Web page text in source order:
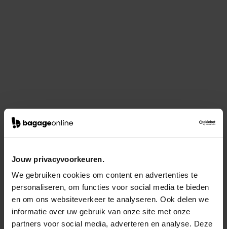
Jouw privacyvoorkeuren.
We gebruiken cookies om content en advertenties te
personaliseren, om functies voor social media te bieden
en om ons websiteverkeer te analyseren. Ook delen we
informatie over uw gebruik van onze site met onze
partners voor social media, adverteren en analyse. Deze